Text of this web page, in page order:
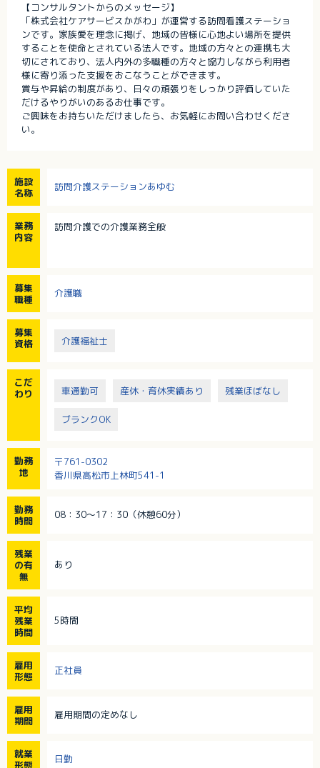
【コンサルタントからのメッセージ】
「株式会社ケアサービスかがわ」が運営する訪問看護ステーショ
ンです。家族愛を理念に掲げ、地域の皆様に心地よい場所を提供
することを使命とされている法人です。地域の方々との連携も大
切にされており、法人内外の多職種の方々と協力しながら利用者
様に寄り添った支援をおこなうことができます。
賞与や昇給の制度があり、日々の頑張りをしっかり評価していた
だけるやりがいのあるお仕事です。
ご興味をお持ちいただけましたら、お気軽にお問い合わせくださ
い。
施設
名称
訪問介護ステーションあゆむ
業務
内容
訪問介護での介護業務全般
募集
職種
介護職
募集
資格
介護福祉士
こだ
わり
車通勤可 産休・育休実績あり 残業ほぼなし
ブランクOK
勤務
地
〒761-0302
香川県高松市上林町541-1
勤務
時間
08：30～17：30（休憩60分）
残業
の有
無
あり
平均
残業
時間
5時間
雇用
形態
正社員
雇用
期間
雇用期間の定めなし
就業
形態
日勤